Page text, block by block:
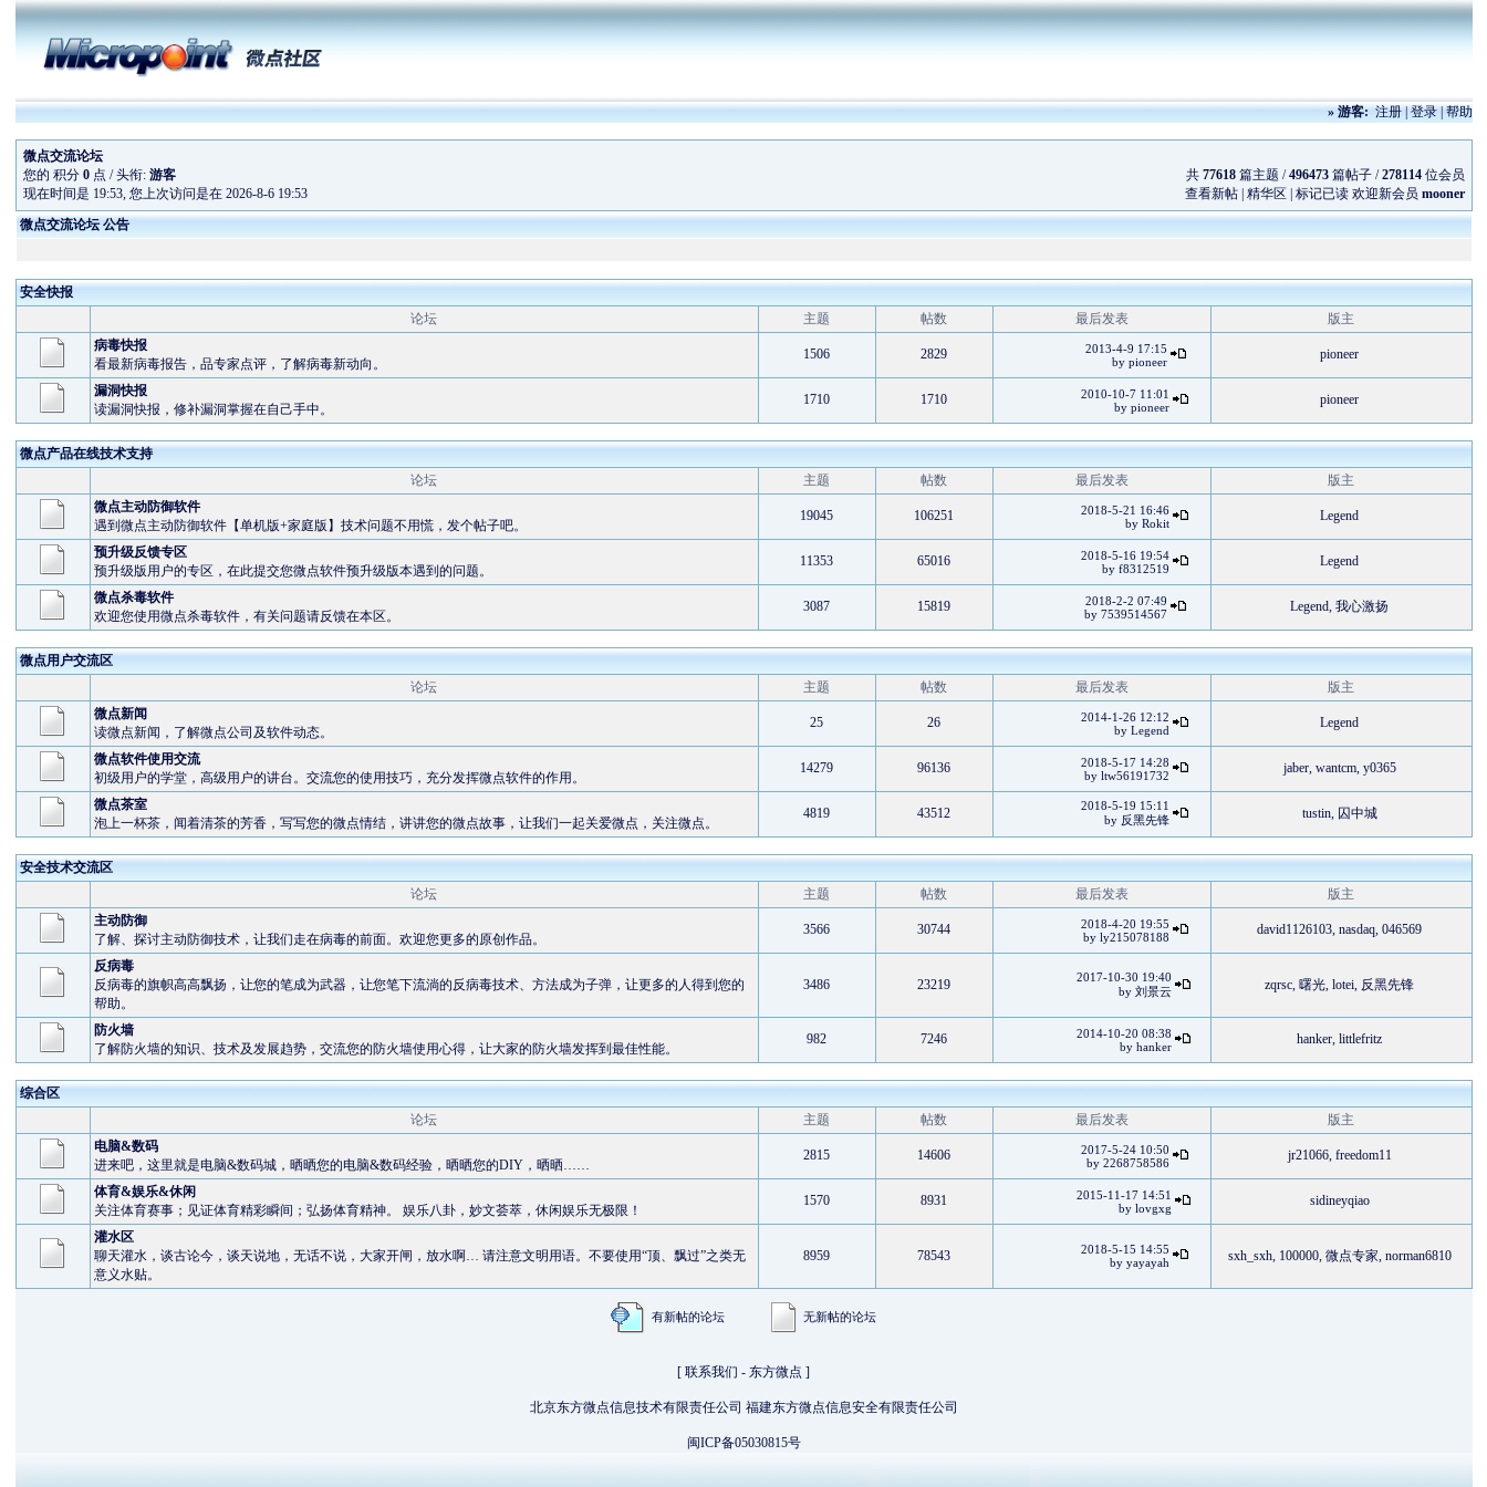
» 游客:注册|登录|帮助
微点交流论坛
您的 积分 0点 / 头衔: 游客
现在时间是 19:53, 您上次访问是在 2026-8-6 19:53
共 77618篇主题 /496473篇帖子 /278114位会员
查看新帖| 精华区 标记已读欢迎新会员 mooner
微点交流论坛 公告
(2009-8-5)
微点软件为奥运会、残奥会开闭幕式作出突出贡献(2008-
微点正式版在线续费已经开通，欢迎正式版用户进行续费
(2011-8-31)
安全快报
论坛
主题 帖数 最后发表
版主
病毒快报
看最新病毒报告，品专家点评，了解病毒新动向。
1506 2829
2013-4-9 17:15
by pioneer pioneer
漏洞快报
读漏洞快报，修补漏洞掌握在自己手中。
1710 1710
2010-10-7 11:01
by pioneer pioneer
微点产品在线技术支持
论坛
主题 帖数 最后发表
版主
微点主动防御软件
遇到微点主动防御软件【单机版+家庭版】技术问题不用慌，发个帖子吧。
19045 106251
2018-5-21 16:46
by Rokit Legend
预升级反馈专区
预升级版用户的专区，在此提交您微点软件预升级版本遇到的问题。
11353 65016
2018-5-16 19:54
by f8312519 Legend
微点杀毒软件
欢迎您使用微点杀毒软件，有关问题请反馈在本区。
3087 15819
2018-2-2 07:49
by 7539514567 Legend, 我心激扬
微点用户交流区
论坛
主题 帖数 最后发表
版主
微点新闻
读微点新闻，了解微点公司及软件动态。
25 26
2014-1-26 12:12
by Legend Legend
微点软件使用交流
初级用户的学堂，高级用户的讲台。交流您的使用技巧，充分发挥微点软件的作用。
14279 96136
2018-5-17 14:28
by ltw56191732 jaber, wantcm, y0365
微点茶室
泡上一杯茶，闻着清茶的芳香，写写您的微点情结，讲讲您的微点故事，让我们一起关爱微点，关注微点。
4819 43512
2018-5-19 15:11
by 反黑先锋 tustin, 囚中城
安全技术交流区
论坛
主题 帖数 最后发表
版主
主动防御
了解、探讨主动防御技术，让我们走在病毒的前面。欢迎您更多的原创作品。
3566 30744
2018-4-20 19:55
by ly215078188 david1126103, nasdaq, 046569
反病毒
反病毒的旗帜高高飘扬，让您的笔成为武器，让您笔下流淌的反病毒技术、方法成为子弹，让更多的人得到您的
帮助。
3486 23219
2017-10-30 19:40
by 刘景云 zqrsc, 曙光, lotei, 反黑先锋
防火墙
了解防火墙的知识、技术及发展趋势，交流您的防火墙使用心得，让大家的防火墙发挥到最佳性能。
982 7246
2014-10-20 08:38
by hanker hanker, littlefritz
综合区
论坛
主题 帖数 最后发表
版主
电脑&数码
进来吧，这里就是电脑&数码城，晒晒您的电脑&数码经验，晒晒您的DIY，晒晒……
2815 14606
2017-5-24 10:50
by 2268758586 jr21066, freedom11
体育&娱乐&休闲
关注体育赛事；见证体育精彩瞬间；弘扬体育精神。 娱乐八卦，妙文荟萃，休闲娱乐无极限！
1570 8931
2015-11-17 14:51
by lovgxg sidineyqiao
灌水区
聊天灌水，谈古论今，谈天说地，无话不说，大家开闸，放水啊… 请注意文明用语。不要使用“顶、飘过”之类无
意义水贴。
8959 78543
2018-5-15 14:55
by yayayah sxh_sxh, 100000, 微点专家, norman6810
有新帖的论坛 无新帖的论坛
[ 联系我们 - 东方微点 ]
北京东方微点信息技术有限责任公司 福建东方微点信息安全有限责任公司
闽ICP备05030815号